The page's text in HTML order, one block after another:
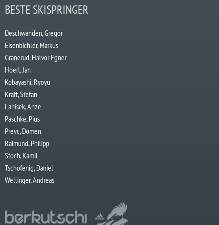
BESTE SKISPRINGER
Deschwanden, Gregor
Eisenbichler, Markus
Granerud, Halvor Egner
Hoerl, Jan
Kobayashi, Ryoyu
Kraft, Stefan
Lanisek, Anze
Paschke, Pius
Prevc, Domen
Raimund, Philipp
Stoch, Kamil
Tschofenig, Daniel
Wellinger, Andreas